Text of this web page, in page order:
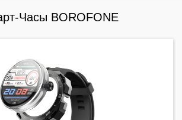
Часы BOROFONE